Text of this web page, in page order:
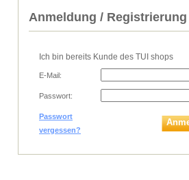
Anmeldung / Registrierung
Ich bin bereits Kunde des TUI shops
E-Mail:
Passwort:
Passwort
vergessen?